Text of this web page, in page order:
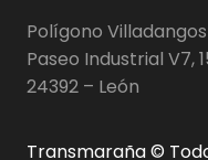
Polígono
Paseo Industrial V7,
24392 – León
Transmaraña ©